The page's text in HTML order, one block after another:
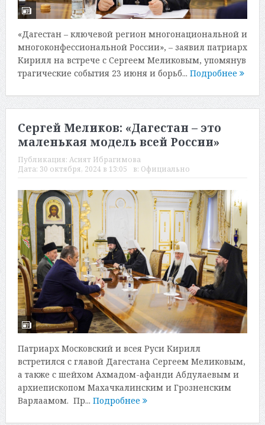
«Дагестан – ключевой регион многонациональной и
многоконфессиональной России», – заявил патриарх
Кирилл на встрече с Сергеем Меликовым, упомянув
трагические события 23 июня и борьб... Подробнее
Сергей Меликов: «Дагестан – это
маленькая модель всей России»
Публикация: Асият Ибрагимова
Дата: 30 октября, 2024 в 13:05 в: Официально
Патриарх Московский и всея Руси Кирилл
встретился с главой Дагестана Сергеем Меликовым,
а также с шейхом Ахмадом-афанди Абдулаевым и
архиепископом Махачкалинским и Грозненским
Варлаамом. Пр... Подробнее